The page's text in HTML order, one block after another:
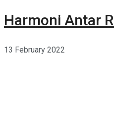
Harmoni Antar
13 February 2022